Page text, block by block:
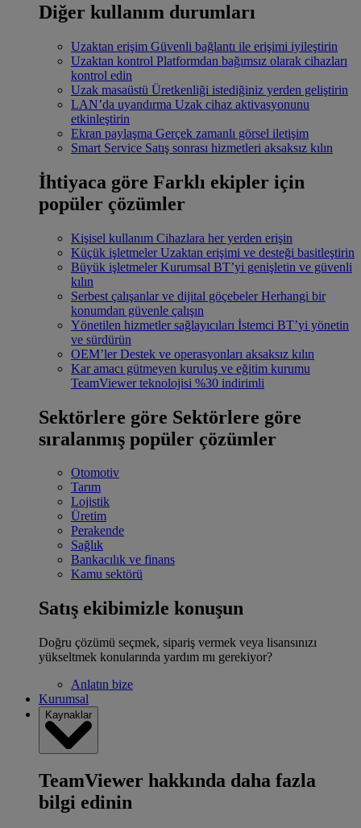
Diğer kullanım durumları
Uzaktan erişim Güvenli bağlantı ile erişimi iyileştirin
Uzaktan kontrol Platformdan bağımsız olarak cihazları
kontrol edin
Uzak masaüstü Üretkenliği istediğiniz yerden geliştirin
LAN’da uyandırma Uzak cihaz aktivasyonunu
etkinleştirin
Ekran paylaşma Gerçek zamanlı görsel iletişim
Smart Service Satış sonrası hizmetleri aksaksız kılın
İhtiyaca göre Farklı ekipler için
popüler çözümler
Kişisel kullanım Cihazlara her yerden erişin
Küçük işletmeler Uzaktan erişimi ve desteği basitleştirin
Büyük işletmeler Kurumsal BT’yi genişletin ve güvenli
kılın
Serbest çalışanlar ve dijital göçebeler Herhangi bir
konumdan güvenle çalışın
Yönetilen hizmetler sağlayıcıları İstemci BT’yi yönetin
ve sürdürün
OEM’ler Destek ve operasyonları aksaksız kılın
Kar amacı gütmeyen kuruluş ve eğitim kurumu
TeamViewer teknolojisi %30 indirimli
Sektörlere göre Sektörlere göre
sıralanmış popüler çözümler
Otomotiv
Tarım
Lojistik
Üretim
Perakende
Sağlık
Bankacılık ve finans
Kamu sektörü
Satış ekibimizle konuşun
Doğru çözümü seçmek, sipariş vermek veya lisansınızı
yükseltmek konularında yardım mı gerekiyor?
Anlatın bize
Kurumsal
Kaynaklar
TeamViewer hakkında daha fazla
bilgi edinin